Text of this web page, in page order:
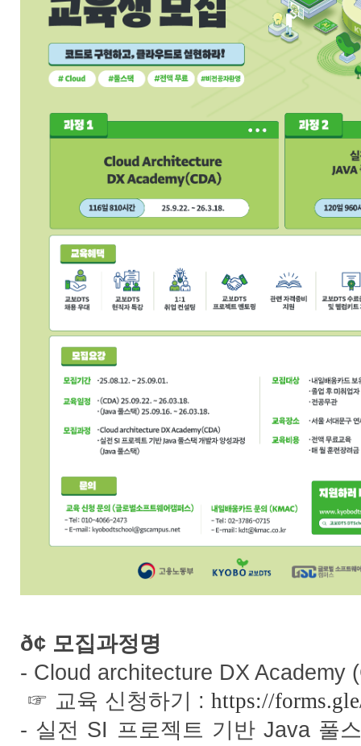
ð¢ 모집과정명
- Cloud architecture DX Academy
☞ 교육 신청하기 : https://
- 실전 SI 프로젝트 기반Java 풀